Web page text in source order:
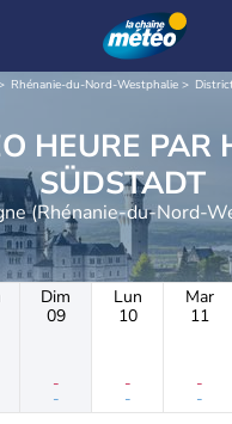
Rhénanie-du-Nord-Westphalie
HEURE PAR
SÜDSTADT
(Rhénanie-du-Nord-
Dim
09
-
-
Lun
10
-
-
Mar
11
-
-